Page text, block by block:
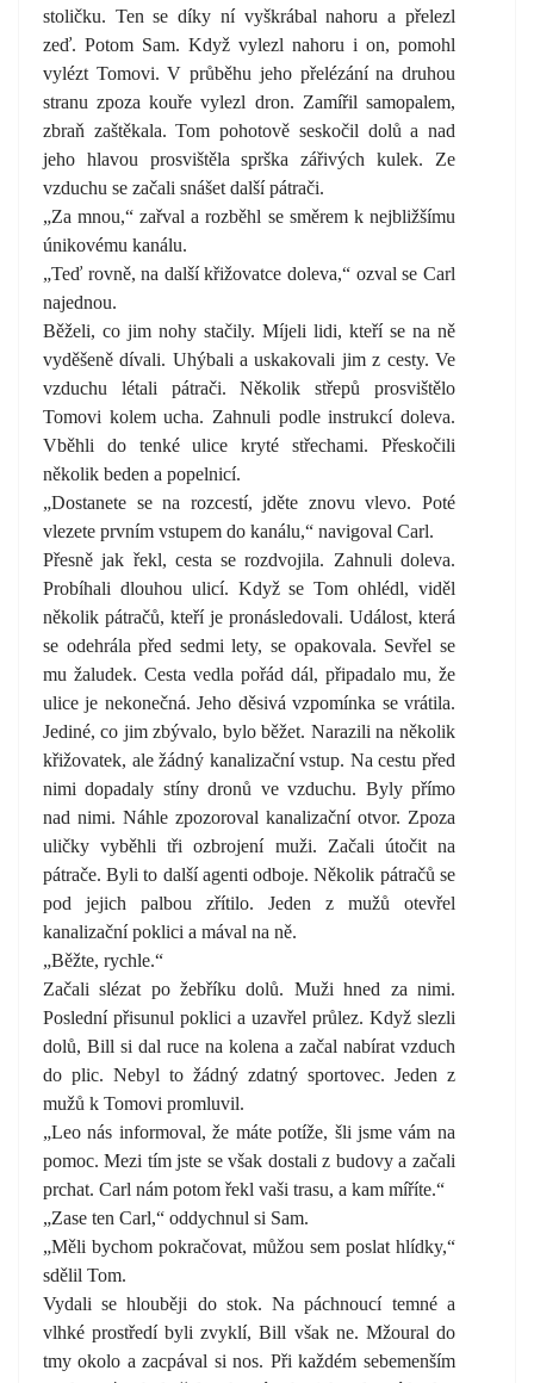
stoličku. Ten se díky ní vyškrábal nahoru a přelezl
zeď. Potom Sam. Když vylezl nahoru i on, pomohl
vylézt Tomovi. V průběhu jeho přelézání na druhou
stranu zpoza kouře vylezl dron. Zamířil samopalem,
zbraň zaštěkala. Tom pohotově seskočil dolů a nad
jeho hlavou prosvištěla sprška zářivých kulek. Ze
vzduchu se začali snášet další pátrači.
„Za mnou,“ zařval a rozběhl se směrem k nejbližšímu
únikovému kanálu.
„Teď rovně, na další křižovatce doleva,“ ozval se Carl
najednou.
Běželi, co jim nohy stačily. Míjeli lidi, kteří se na ně
vyděšeně dívali. Uhýbali a uskakovali jim z cesty. Ve
vzduchu létali pátrači. Několik střepů prosvištělo
Tomovi kolem ucha. Zahnuli podle instrukcí doleva.
Vběhli do tenké ulice kryté střechami. Přeskočili
několik beden a popelnicí.
„Dostanete se na rozcestí, jděte znovu vlevo. Poté
vlezete prvním vstupem do kanálu,“ navigoval Carl.
Přesně jak řekl, cesta se rozdvojila. Zahnuli doleva.
Probíhali dlouhou ulicí. Když se Tom ohlédl, viděl
několik pátračů, kteří je pronásledovali. Událost, která
se odehrála před sedmi lety, se opakovala. Sevřel se
mu žaludek. Cesta vedla pořád dál, připadalo mu, že
ulice je nekonečná. Jeho děsivá vzpomínka se vrátila.
Jediné, co jim zbývalo, bylo běžet. Narazili na několik
křižovatek, ale žádný kanalizační vstup. Na cestu před
nimi dopadaly stíny dronů ve vzduchu. Byly přímo
nad nimi. Náhle zpozoroval kanalizační otvor. Zpoza
uličky vyběhli tři ozbrojení muži. Začali útočit na
pátrače. Byli to další agenti odboje. Několik pátračů se
pod jejich palbou zřítilo. Jeden z mužů otevřel
kanalizační poklici a mával na ně.
„Běžte, rychle.“
Začali slézat po žebříku dolů. Muži hned za nimi.
Poslední přisunul poklici a uzavřel průlez. Když slezli
dolů, Bill si dal ruce na kolena a začal nabírat vzduch
do plic. Nebyl to žádný zdatný sportovec. Jeden z
mužů k Tomovi promluvil.
„Leo nás informoval, že máte potíže, šli jsme vám na
pomoc. Mezi tím jste se však dostali z budovy a začali
prchat. Carl nám potom řekl vaši trasu, a kam míříte.“
„Zase ten Carl,“ oddychnul si Sam.
„Měli bychom pokračovat, můžou sem poslat hlídky,“
sdělil Tom.
Vydali se hlouběji do stok. Na páchnoucí temné a
vlhké prostředí byli zvyklí, Bill však ne. Mžoural do
tmy okolo a zacpával si nos. Při každém sebemenším